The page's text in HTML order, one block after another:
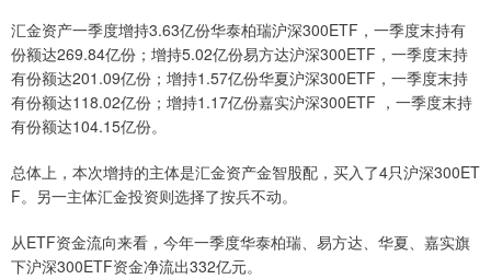
汇金资产一季度增持3.63亿份华泰柏瑞沪深300ETF，一季度末持有
份额达269.84亿份；增持5.02亿份易方达沪深300ETF，一季度末持
有份额达201.09亿份；增持1.57亿份华夏沪深300ETF，一季度末持
有份额达118.02亿份；增持1.17亿份嘉实沪深300ETF ，一季度末持
有份额达104.15亿份。
总体上，本次增持的主体是汇金资产金智股配，买入了4只沪深300ET
F。另一主体汇金投资则选择了按兵不动。
从ETF资金流向来看，今年一季度华泰柏瑞、易方达、华夏、嘉实旗
下沪深300ETF资金净流出332亿元。